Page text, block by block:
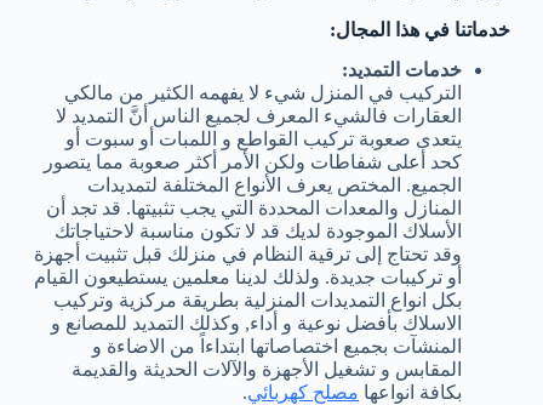
خدماتنا في هذا المجال:
خدمات التمديد:
التركيب في المنزل شيء لا يفهمه الكثير من مالكي
العقارات فالشيء المعرف لجميع الناس أنَّ التمديد لا
يتعدى صعوبة تركيب القواطع و اللمبات أو سبوت أو
كحد أعلى شفاطات ولكن الأمر أكثر صعوبة مما يتصور
الجميع. المختص يعرف الأنواع المختلفة لتمديدات
المنازل والمعدات المحددة التي يجب تثبيتها. قد تجد أن
الأسلاك الموجودة لديك قد لا تكون مناسبة لاحتياجاتك
وقد تحتاج إلى ترقية النظام في منزلك قبل تثبيت أجهزة
أو تركيبات جديدة. ولذلك لدينا معلمين يستطيعون القيام
بكل انواع التمديدات المنزلية بطريقة مركزية وتركيب
الاسلاك بأفضل نوعية و أداء, وكذلك التمديد للمصانع و
المنشآت بجميع اختصاصاتها ابتداءاً من الاضاءة و
المقابس و تشغيل الأجهزة والآلات الحديثة والقديمة
بكافة انواعها مصلح كهربائي.